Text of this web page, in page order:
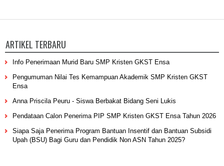
ARTIKEL TERBARU
Info Penerimaan Murid Baru SMP Kristen GKST Ensa
Pengumuman Nilai Tes Kemampuan Akademik SMP Kristen GKST
Ensa
Anna Priscila Peuru - Siswa Berbakat Bidang Seni Lukis
Pendataan Calon Penerima PIP SMP Kristen GKST Ensa Tahun 2026
Siapa Saja Penerima Program Bantuan Insentif dan Bantuan Subsidi
Upah (BSU) Bagi Guru dan Pendidik Non ASN Tahun 2025?